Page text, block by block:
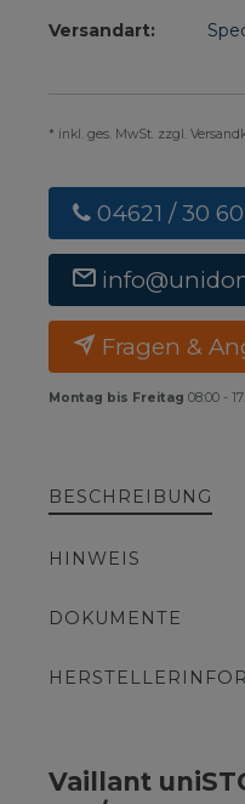
Versandart:
* inkl. ges. MwSt. zzgl.
04621 / 30
Fragen &
Montag bis Freitag 08:00 -
BESCHREIBUNG
HINWEIS
DOKUMENTE
Vaillant